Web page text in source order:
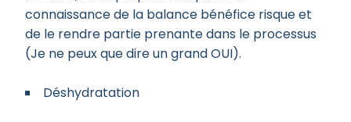
connaissance de la balance bénéfice risque et
de le rendre partie prenante dans le processus
(Je ne peux que dire un grand OUI).
Déshydratation